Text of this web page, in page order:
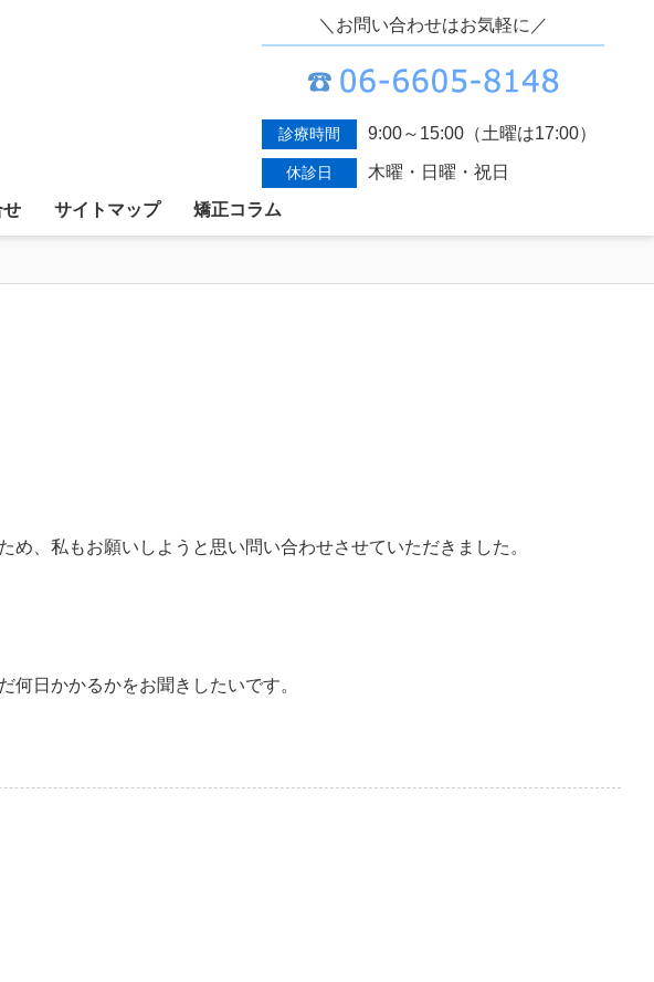
＼お問い合わせはお気軽に／
診療時間 9:00～15:00（土曜は17:00）
休診日 木曜・日曜・祝日
サイトマップ 矯正コラム
、私もお願いしようと思い問い合わせさせていただきました。
何日かかるかをお聞きしたいです。